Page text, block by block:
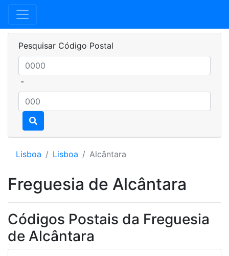
Pesquisar Código Postal
-
Lisboa Lisboa Alcântara
Freguesia de Alcântara
Códigos Postais da Freguesia
de Alcântara